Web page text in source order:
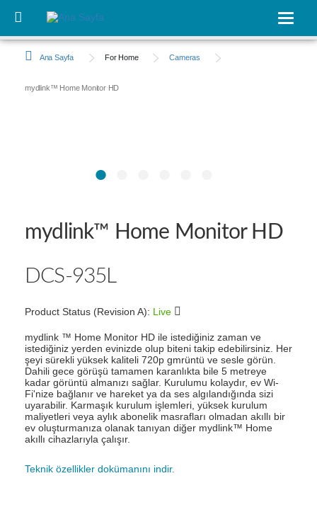
Toggle
Ana Sayfa For Home Cameras
mydlink™ Home Monitor HD
mydlink™ Home Monitor HD
DCS‑935L
Product Status (Revision A): Live
mydlink ™ Home Monitor HD ile istediğiniz zaman ve
istediğiniz yerden evinizde olup biteni takip edebilirsiniz. Her
şeyi sürekli yüksek kaliteli 720p gmrüntü ve sesle görün.
Dahili gece görüşü tamamen karanlıkta bile 5 metreye
kadar görüntü almanızı sağlar. Kurulumu kolaydır, ev Wi-
Fi'nize bağlanır ve hareket ya da ses algılandığında sizi
uyarabilir. Karmaşık kurulum işlemleri, yüksek kurulum
maliyetleri veya aylık abonelik masrafları olmadan akıllı bir
ev oluşturmanıza olanak tanıyan diğer mydlink™ Home
akıllı cihazlarıyla çalışır.
Teknik özellikler dokümanını indir.